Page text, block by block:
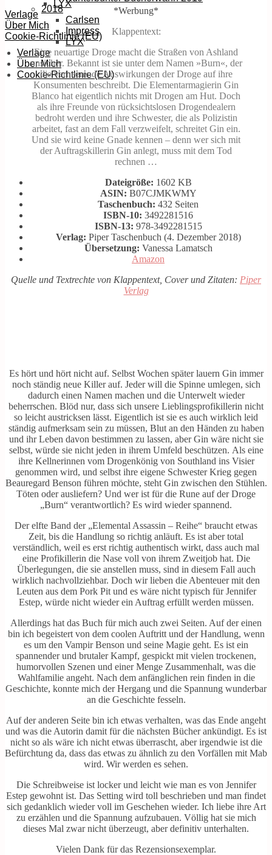
LYX
Verlage
Über Mich
Cookie-Richtlinie (EU)
2018
Carlsen
Impress
LYX
Verlage
Über Mich
Cookie-Richtlinie (EU)
*Werbung*
Klappentext:
Eine neuartige Droge macht die Straßen von Ashland
unsicher. Bekannt ist sie unter dem Namen »Burn«, der
die verheerende Auswirkungen der Droge auf ihre
Konsumenten beschreibt. Die Elementarmagierin Gin
Blanco hat eigentlich nichts mit Drogen am Hut. Doch
als ihre Freunde von rücksichtslosen Drogendealern
bedroht werden und ihre Schwester, die als Polizistin
arbeitet, fast an dem Fall verzweifelt, schreitet Gin ein.
Und sie wird keine Gnade kennen – denn wer sich mit
der Auftragskillerin Gin anlegt, muss mit dem Tod
rechnen …
Dateigröße: 1602 KB
ASIN: B07CJMKWMY
Taschenbuch: 432 Seiten
ISBN-10: 3492281516
ISBN-13: 978-3492281515
Verlag: Piper Taschenbuch (4. Dezember 2018)
Übersetzung: Vanessa Lamatsch
Amazon
Quelle und Textrechte von Klappentext, Cover und Zitaten: Piper
Verlag
Es hört und hört nicht auf. Selbst Wochen später lauern Gin immer
noch ständig neue Killer auf. Jeder will die Spinne umlegen, sich
dadurch einen Namen machen und die Unterwelt wieder
beherrschen. Blöd nur, dass sich unsere Lieblingsprofikillerin nicht
so leicht austricksen lässt. Eigentlich ist sie es auch wirklich leid
ständig aufmerksam sein zu müssen, Blut an den Händen zu haben
und ihr Leben davon bestimmen zu lassen, aber Gin wäre nicht sie
selbst, würde sie nicht jeden in ihrem Umfeld beschützen. Als eine
ihre Kellnerinnen vom Drogenkönig von Southland ins Visier
genommen wird, und selbst ihre eigene Schwester Krieg gegen
Beauregard Benson führen möchte, steht Gin zwischen den Stühlen.
Töten oder ausliefern? Und wer ist für die Rune auf der Droge
„Burn“ verantwortlich? Es wird wieder spannend.
Der elfte Band der „Elemental Assassin – Reihe“ braucht etwas
Zeit, bis die Handlung so richtig anläuft. Es ist aber total
verständlich, weil es erst richtig authentisch wirkt, dass auch mal
eine Profikillerin die Nase voll von ihrem Zweitjob hat. Die
Überlegungen, die sie anstellen muss, sind in diesem Fall auch
wirklich nachvollziehbar. Doch wir lieben die Abenteuer mit den
Leuten aus dem Pork Pit und es wäre nicht typisch für Jennifer
Estep, würde nicht wieder ein Auftrag erfüllt werden müssen.
Allerdings hat das Buch für mich auch zwei Seiten. Auf der einen
bin ich begeistert von dem coolen Auftritt und der Handlung, wenn
es um den Vampir Benson und seine Magie geht. Es ist ein
spannender und brutaler Kampf, gespickt mit vielen trockenen,
humorvollen Szenen und einer Menge Zusammenhalt, was die
Wahlfamilie angeht. Nach dem anfänglichen rein finden in die
Geschichte, konnte mich der Hergang und die Spannung wunderbar
an die Geschichte fesseln.
Auf der anderen Seite bin ich etwas verhalten, was das Ende angeht
und was die Autorin damit für die nächsten Bücher ankündigt. Es ist
nicht so als wäre ich nicht etwas überrascht, aber irgendwie ist die
Befürchtung da, dass das etwas zu ähnlich zu den Vorfällen mit Mab
wird. Wir werden es sehen.
Die Schreibweise ist locker und leicht wie man es von Jennifer
Estep gewohnt ist. Das Setting wird toll beschrieben und man findet
sich gedanklich wieder voll im Geschehen wieder. Ich liebe ihre Art
zu erzählen und die Spannung aufzubauen. Völlig hat sie mich
dieses Mal zwar nicht überzeugt, aber definitiv unterhalten.
Vielen Dank für das Rezensionsexemplar.